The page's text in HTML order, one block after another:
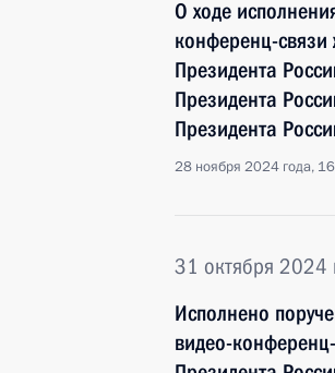
О ходе
конференц-
Президента
Президента
Президента
28 ноября 2024 года,
31 октября 2024
Исполнено
видео-